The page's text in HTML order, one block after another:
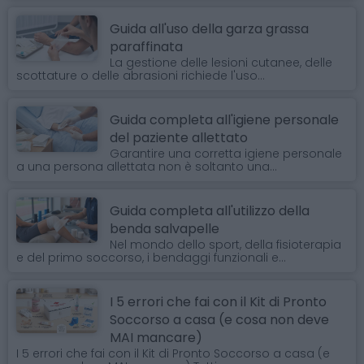
Guida all'uso della garza grassa
paraffinata
La gestione delle lesioni cutanee, delle
scottature o delle abrasioni richiede l'uso...
Guida completa all'igiene personale
del paziente allettato
Garantire una corretta igiene personale
a una persona allettata non è soltanto una...
Guida completa all'utilizzo della
benda salvapelle
Nel mondo dello sport, della fisioterapia
e del primo soccorso, i bendaggi funzionali e...
I 5 errori che fai con il Kit di Pronto
Soccorso a casa (e cosa non deve
MAI mancare)
I 5 errori che fai con il Kit di Pronto Soccorso a casa (e